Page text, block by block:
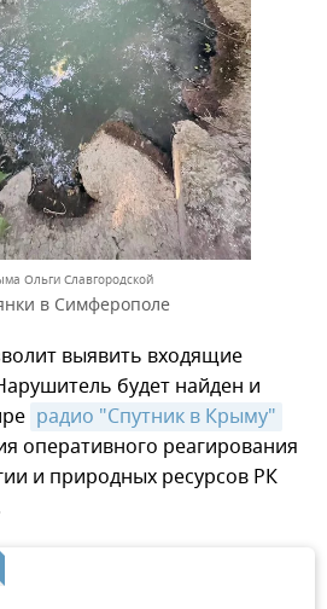
Ольги Славгородской
в Симферополе
выявить входящие
будет найден и
радио "Спутник в Крыму"
оперативного реагирования
и природных ресурсов РК